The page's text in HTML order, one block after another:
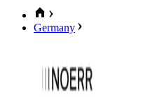
Germany